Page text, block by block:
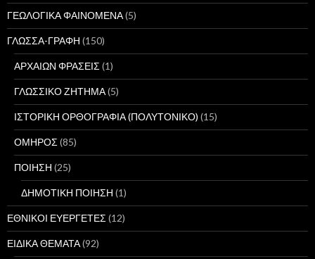
ΓΕΩΛΟΓΙΚΑ ΦΑΙΝΟΜΕΝΑ(5)
ΓΛΩΣΣΑ-ΓΡΑΦΗ (150)
ΑΡΧΑΙΩΝ ΦΡΑΣΕΙΣ (1)
ΓΛΩΣΣΙΚΟ ΖΗΤΗΜΑ(5)
ΙΣΤΟΡΙΚΗ ΟΡΘΟΓΡΑΦΙΑ (ΠΟΛΥΤΟΝΙΚΟ) (15)
ΟΜΗΡΟΣ (85)
ΠΟΙΗΣΗ (25)
ΔΗΜΟΤΙΚΗ ΠΟΙΗΣΗ (1)
ΕΘΝΙΚΟΙ ΕΥΕΡΓΕΤΕΣ (12)
ΕΙΔΙΚΑ ΘΕΜΑΤΑ(92)